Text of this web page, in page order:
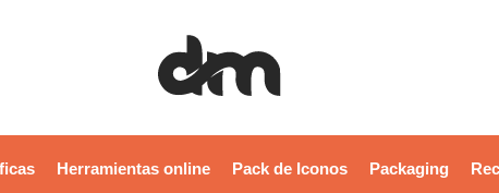
Herramientas online Pack de Iconos Packaging